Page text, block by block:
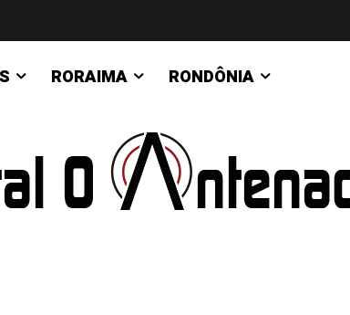
RORAIMA RONDÔNIA